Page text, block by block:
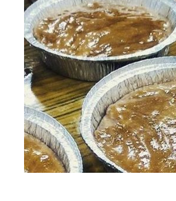
民族植物
風味飲食
歌舞文化
歡迎來部落
旅遊資訊
部落美食
原民文創